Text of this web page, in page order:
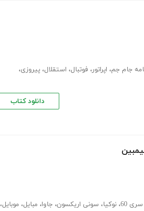
جام جم، اپراتور، فوتبال، استقلال، پیروزی،
دانلود کتاب
سری 60 ، نوکیا، سونی اریکسون، جاوا، مبایل، موبایل،